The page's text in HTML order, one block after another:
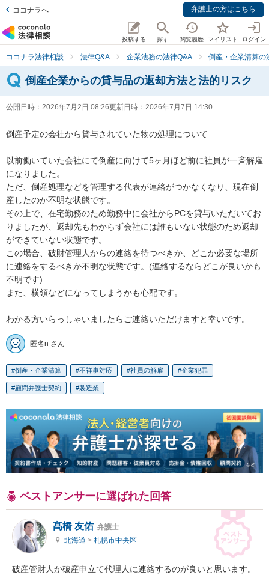
ココナラへ 弁護士の方はこちら
投稿する 探す 閲覧履歴 マイリスト ログイン
ココナラ法律相談 法律Q&A 企業法務の法律Q&A 倒産・企業清算の
倒産企業からの貸与品の返却方法と法的リスク
公開日時： 2026年7月2日 08:26更新日時： 2026年7月7日 14:30
倒産予定の会社から貸与されていた物の処理について
以前働いていた会社にて倒産に向けて5ヶ月ほど前に社員が一斉解雇
になりました。
ただ、倒産処理などを管理する代表が連絡がつかなくなり、現在倒
産したのか不明な状態です。
その上で、在宅勤務のため勤務中に会社からPCを貸与いただいてお
りましたが、返却先もわからず会社には誰もいない状態のため返却
ができていない状態です。
この場合、破財管理人からの連絡を待つべきか、どこか必要な場所
に連絡をするべきか不明な状態です。(連絡するならどこが良いかも
不明です)
また、横領などになってしまうかも心配です。
わかる方いらっしゃいましたらご連絡いただけますと幸いです。
匿名n さん
倒産・企業清算 不祥事対応 社員の解雇 企業犯罪
顧問弁護士契約 製造業
ベストアンサーに選ばれた回答
髙橋 友佑 弁護士
北海道 > 札幌市中央区
破産管財人か破産申立て代理人に連絡するのが良いと思います。